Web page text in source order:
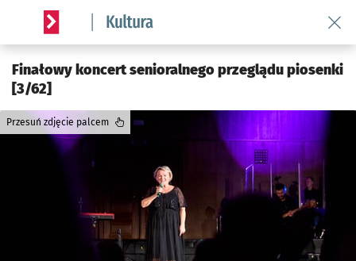
Serwis informacyjny wroclaw.pl podserwis: Kultura
Finałowy koncert senioralnego przeglądu piosenki
[3/62]
Przesuń zdjęcie palcem